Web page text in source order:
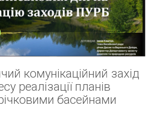
комунікаційний захід
реалізації планів
басейнами